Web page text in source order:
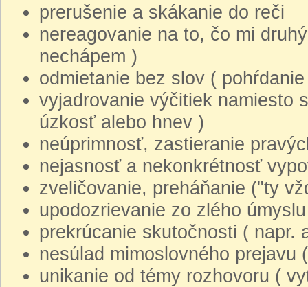
prerušenie a skákanie do reči
nereagovanie na to, čo mi
nechápem )
odmietanie bez slov (
vyjadrovanie výčitiek namiesto
úzkosť alebo hnev )
neúprimnosť, zastieranie
nejasnosť a nekonkrétnosť
zveličovanie, preháňanie ("ty
upodozrievanie zo zlého
prekrúcanie skutočnosti ( napr.
nesúlad mimoslovného
unikanie od témy rozhovoru (